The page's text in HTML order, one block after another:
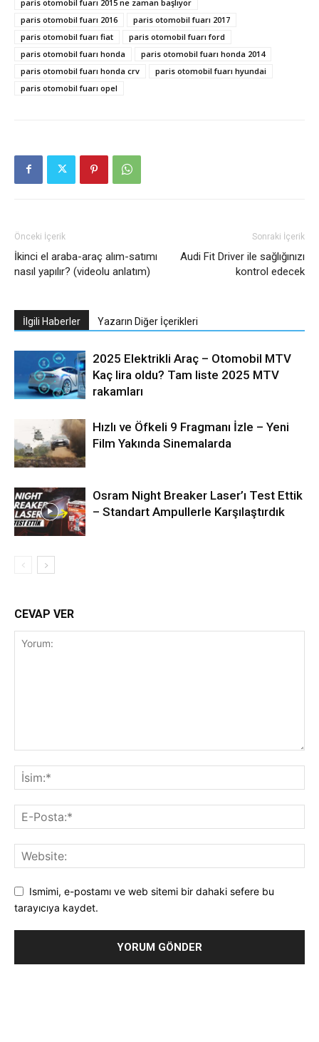
paris otomobil fuarı 2015 ne zaman başlıyor
paris otomobil fuarı 2016
paris otomobil fuarı 2017
paris otomobil fuarı fiat
paris otomobil fuarı ford
paris otomobil fuarı honda
paris otomobil fuarı honda 2014
paris otomobil fuarı honda crv
paris otomobil fuarı hyundai
paris otomobil fuarı opel
Önceki İçerik
İkinci el araba-araç alım-satımı
nasıl yapılır? (videolu anlatım)
Sonraki İçerik
Audi Fit Driver ile sağlığınızı
kontrol edecek
İlgili Haberler Yazarın Diğer İçerikleri
2025 Elektrikli Araç – Otomobil MTV
Kaç lira oldu? Tam liste 2025 MTV
rakamları
Hızlı ve Öfkeli 9 Fragmanı İzle – Yeni
Film Yakında Sinemalarda
Osram Night Breaker Laser’ı Test Ettik
– Standart Ampullerle Karşılaştırdık
CEVAP VER
Ismimi, e-postamı ve web sitemi bir dahaki sefere bu
tarayıcıya kaydet.